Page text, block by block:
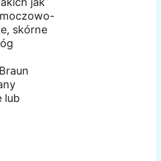
skórne
lub